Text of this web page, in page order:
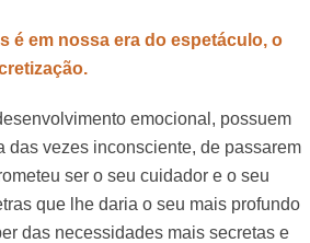
é em nossa era do espetáculo, o
emocional, possuem
das vezes inconsciente, de passarem
ser o seu cuidador e o seu
que lhe daria o seu mais profundo
das necessidades mais secretas e